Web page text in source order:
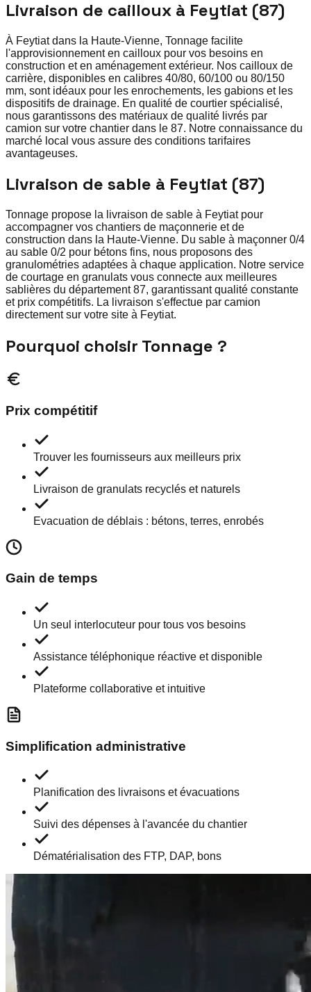
Livraison de cailloux à Feytiat (87)
À Feytiat dans la Haute-Vienne, Tonnage facilite
l'approvisionnement en cailloux pour vos besoins en
construction et en aménagement extérieur. Nos cailloux de
carrière, disponibles en calibres 40/80, 60/100 ou 80/150
mm, sont idéaux pour les enrochements, les gabions et les
dispositifs de drainage. En qualité de courtier spécialisé,
nous garantissons des matériaux de qualité livrés par
camion sur votre chantier dans le 87. Notre connaissance du
marché local vous assure des conditions tarifaires
avantageuses.
Livraison de sable à Feytiat (87)
Tonnage propose la livraison de sable à Feytiat pour
accompagner vos chantiers de maçonnerie et de
construction dans la Haute-Vienne. Du sable à maçonner 0/4
au sable 0/2 pour bétons fins, nous proposons des
granulométries adaptées à chaque application. Notre service
de courtage en granulats vous connecte aux meilleures
sablières du département 87, garantissant qualité constante
et prix compétitifs. La livraison s'effectue par camion
directement sur votre site à Feytiat.
Pourquoi choisir Tonnage ?
Prix compétitif
Trouver les fournisseurs aux meilleurs prix
Livraison de granulats recyclés et naturels
Evacuation de déblais : bétons, terres, enrobés
Gain de temps
Un seul interlocuteur pour tous vos besoins
Assistance téléphonique réactive et disponible
Plateforme collaborative et intuitive
Simplification administrative
Planification des livraisons et évacuations
Suivi des dépenses à l'avancée du chantier
Dématérialisation des FTP, DAP, bons